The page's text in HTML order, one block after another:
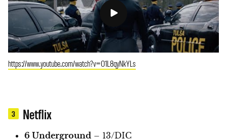
https://www.youtube.com/watch?v=O1L8qyNkYLs
3 Netflix
6 Underground – 13/DIC